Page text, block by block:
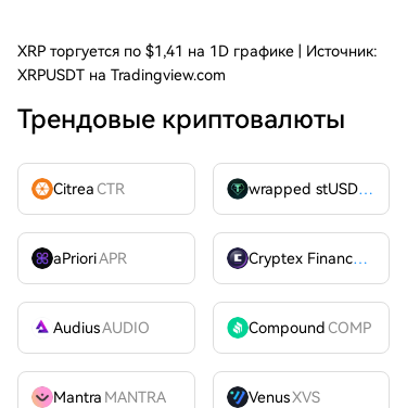
XRP торгуется по $1,41 на 1D графике | Источник:
XRPUSDT на Tradingview.com
Трендовые криптовалюты
CitreaCTR wrapped stUSDT
aPrioriAPR Cryptex FinanceCTX
AudiusAUDIO CompoundCOMP
Mantra MANTRA VenusXVS